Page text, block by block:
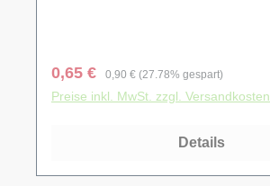
Verkaufspreis:
0,65 € Regulärer Preis:
0,90 € (27.78% gespart)
Preise inkl. MwSt. zzgl. Versandkosten
Details